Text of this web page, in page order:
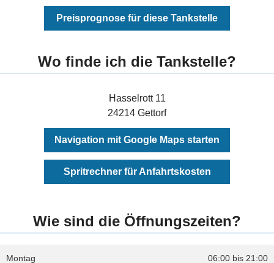
Preisprognose für diese Tankstelle
Wo finde ich die Tankstelle?
Hasselrott 11
24214 Gettorf
Navigation mit Google Maps starten
Spritrechner für Anfahrtskosten
Wie sind die Öffnungszeiten?
06:00 bis 21:00
Montag